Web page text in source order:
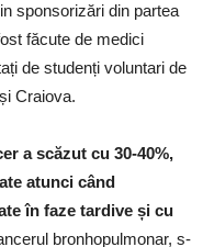
sponsorizări din partea
făcute de medici
de studenți voluntari de
Craiova.
a scăzut cu 30-40%,
atunci când
în faze tardive și cu
bronhopulmonar, s-